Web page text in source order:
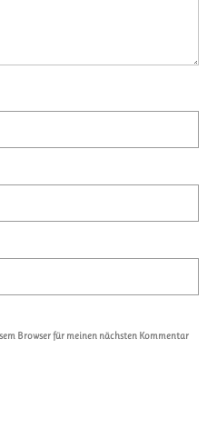
Browser für meinen nächsten Kommentar